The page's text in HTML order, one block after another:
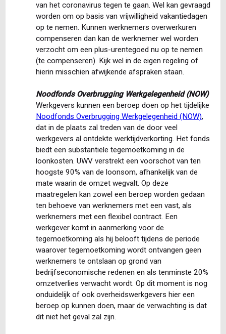
van het coronavirus tegen te gaan. Wel kan gevraagd
worden om op basis van vrijwilligheid vakantiedagen
op te nemen. Kunnen werknemers overwerkuren
compenseren dan kan de werknemer wel worden
verzocht om een plus-urentegoed nu op te nemen
(te compenseren). Kijk wel in de eigen regeling of
hierin misschien afwijkende afspraken staan.
Noodfonds Overbrugging Werkgelegenheid (NOW)
Werkgevers kunnen een beroep doen op het tijdelijke
Noodfonds Overbrugging Werkgelegenheid (NOW),
dat in de plaats zal treden van de door veel
werkgevers al ontdekte werktijdverkorting. Het fonds
biedt een substantiële tegemoetkoming in de
loonkosten. UWV verstrekt een voorschot van ten
hoogste 90% van de loonsom, afhankelijk van de
mate waarin de omzet wegvalt. Op deze
maatregelen kan zowel een beroep worden gedaan
ten behoeve van werknemers met een vast, als
werknemers met een flexibel contract. Een
werkgever komt in aanmerking voor de
tegemoetkoming als hij belooft tijdens de periode
waarover tegemoetkoming wordt ontvangen geen
werknemers te ontslaan op grond van
bedrijfseconomische redenen en als tenminste 20%
omzetverlies verwacht wordt. Op dit moment is nog
onduidelijk of ook overheidswerkgevers hier een
beroep op kunnen doen, maar de verwachting is dat
dit niet het geval zal zijn.